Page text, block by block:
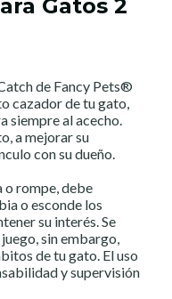
Gatos 2
de Fancy Pets®
cazador de tu gato,
siempre al acecho.
a mejorar su
con su dueño.
o rompe, debe
o esconde los
su interés. Se
sin embargo,
de tu gato. El uso
y supervisión